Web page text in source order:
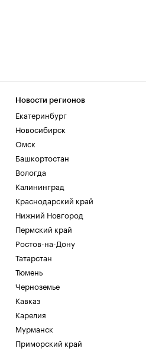
Новости регионов
Екатеринбург
Новосибирск
Омск
Башкортостан
Вологда
Калининград
Краснодарский край
Нижний Новгород
Пермский край
Ростов-на-Дону
Татарстан
Тюмень
Черноземье
Кавказ
Карелия
Мурманск
Приморский край